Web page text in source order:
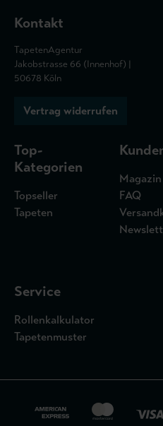
Kontakt
TapetenAgentur
Jakobstrasse 66 (Innenhof) |
50678 Köln
Vertrag widerrufen
Top-
Kategorien
Topseller
Tapeten
Magazin
FAQ
Service
Rollenkalkulator
Tapetenmuster